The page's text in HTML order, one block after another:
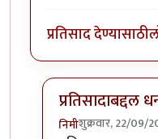
प्रतिसाद देण्यासाठी
प्रतिसादाबद्दल
निमीशुक्रवार, 22/09/